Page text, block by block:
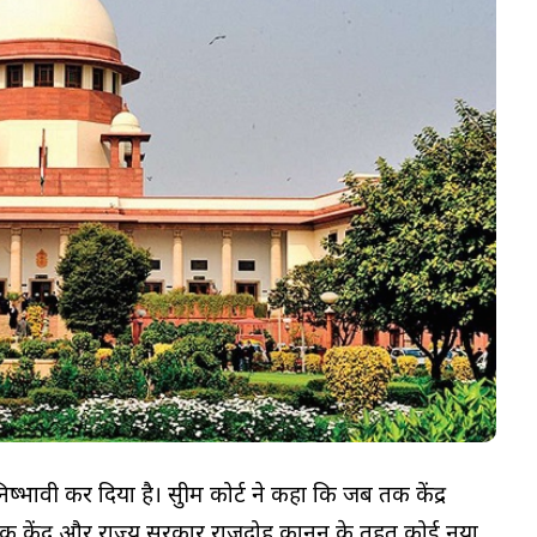
कर दिया है। सुप्रीम कोर्ट ने कहा कि जब तक केंद्र